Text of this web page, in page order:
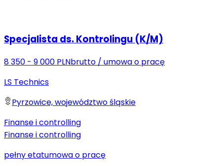
Specjalista ds. Kontrolingu (K/M)
8 350 - 9 000 PLNbrutto / umowa o pracę
LS Technics
Pyrzowice, województwo śląskie
Finanse i controlling
Finanse i controlling
pełny etatumowa o pracę